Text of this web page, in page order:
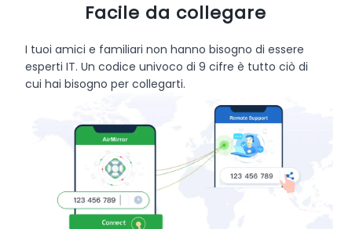
Facile da collegare
I tuoi amici e familiari non hanno bisogno di essere
esperti IT. Un codice univoco di 9 cifre è tutto ciò di
cui hai bisogno per collegarti.